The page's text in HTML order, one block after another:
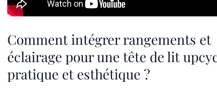
Comment intégrer rangements et
éclairage pour une tête de lit
pratique et esthétique ?